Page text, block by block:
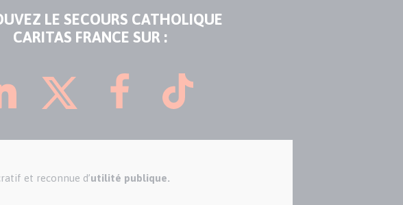
LE SECOURS CATHOLIQUE
CARITAS FRANCE SUR :
et reconnue d’utilité publique.